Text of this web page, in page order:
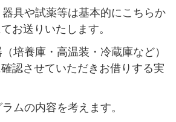
や試薬等は基本的にこちらか
お送りいたします。
養庫・高温装・冷蔵庫など）
認させていただきお借りする実
の内容を考えます。